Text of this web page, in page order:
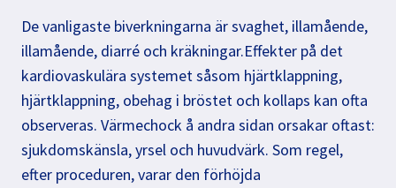
De vanligaste biverkningarna är svaghet, illamående,
illamående, diarré och kräkningar.Effekter på det
kardiovaskulära systemet såsom hjärtklappning,
hjärtklappning, obehag i bröstet och kollaps kan ofta
observeras. Värmechock å andra sidan orsakar oftast:
sjukdomskänsla, yrsel och huvudvärk. Som regel,
efter proceduren, varar den förhöjda